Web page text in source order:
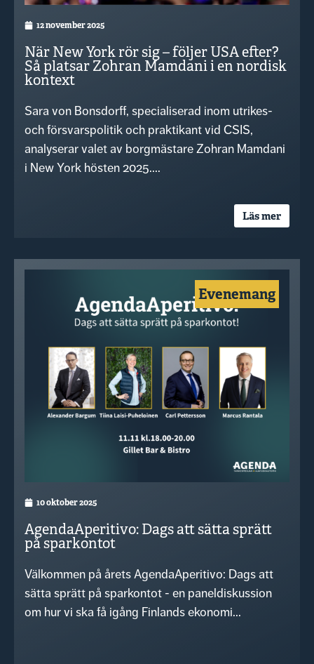
12 november 2025
När New York rör sig – följer USA efter?
Så platsar Zohran Mamdani i en nordisk
kontext
Sara von Bonsdorff, specialiserad inom utrikes-
och försvarspolitik och praktikant vid CSIS,
analyserar valet av borgmästare Zohran Mamdani
i New York hösten 2025....
Läs mer
Evenemang
10 oktober 2025
AgendaAperitivo: Dags att sätta sprätt
på sparkontot
Välkommen på årets AgendaAperitivo: Dags att
sätta sprätt på sparkontot - en paneldiskussion
om hur vi ska få igång Finlands ekonomi...